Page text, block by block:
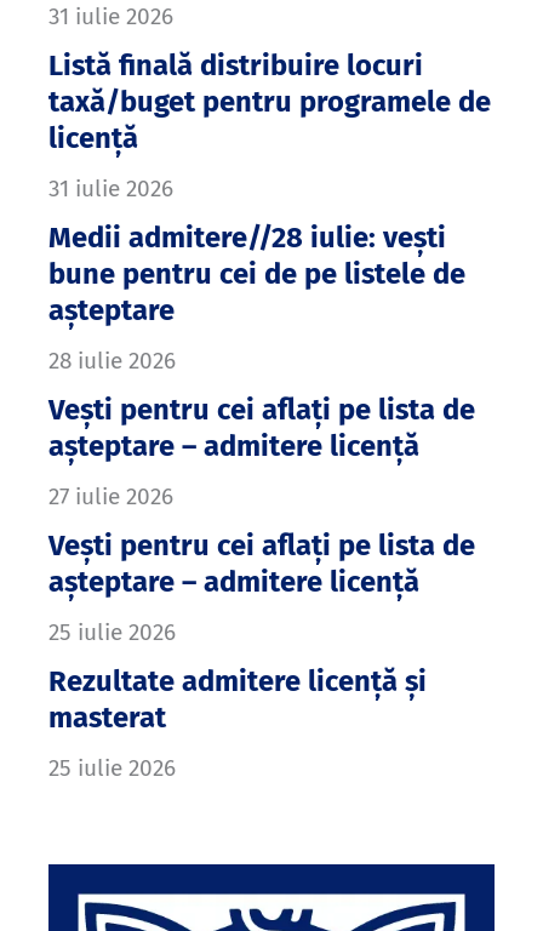
31 iulie 2026
Listă finală distribuire locuri
taxă/buget pentru programele de
licență
31 iulie 2026
Medii admitere//28 iulie: vești
bune pentru cei de pe listele de
așteptare
28 iulie 2026
Vești pentru cei aflați pe lista de
așteptare – admitere licență
27 iulie 2026
Vești pentru cei aflați pe lista de
așteptare – admitere licență
25 iulie 2026
Rezultate admitere licență și
masterat
25 iulie 2026